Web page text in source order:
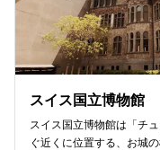
スイス国立博物館
スイス国立博物館は「チ
ぐ近くに位置する、お城